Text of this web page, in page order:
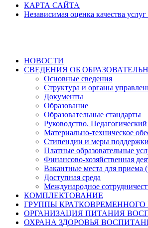
КАРТА САЙТА
Независимая оценка качества
НОВОСТИ
СВЕДЕНИЯ ОБ
Основные сведения
Структура и органы
Документы
Образование
Образовательные стандарты
Руководство.
Материально-техническое
Стипендии и меры
Платные образовательные
Финансово-хозяйственная
Вакантные места для приема
Доступная среда
Международное
КОМПЛЕКТОВАНИЕ
ГРУППЫ
ОРГАНИЗАЦИЯ ПИТАНИЯ
ОХРАНА ЗДОРОВЬЯ